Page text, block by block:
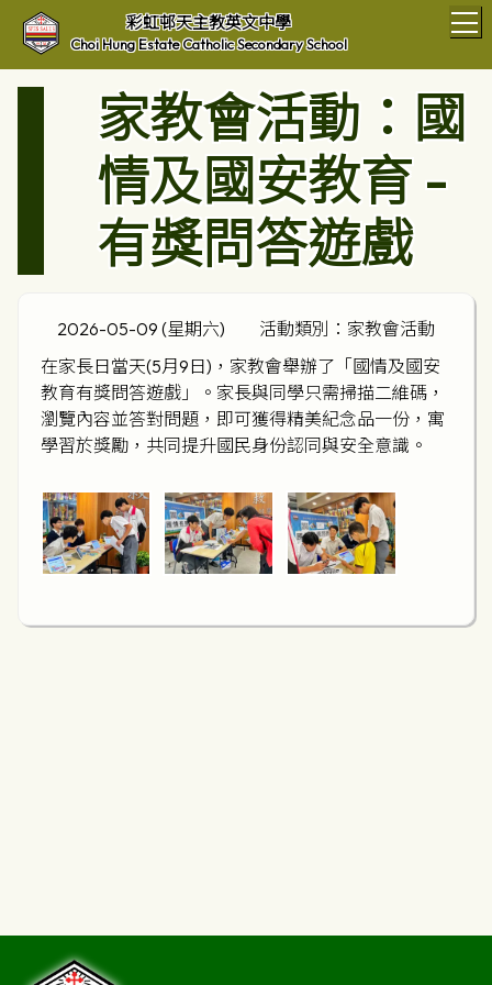
彩虹邨天主教英文中學
Choi Hung Estate Catholic Secondary School
家教會活動：國
情及國安教育 -
有獎問答遊戲
2026-05-09 (星期六)
活動類別：家教會活動
在家長日當天(5月9日)，家教會舉辦了「國情及國安
教育有獎問答遊戲」。家長與同學只需掃描二維碼，
瀏覽內容並答對問題，即可獲得精美紀念品一份，寓
學習於獎勵，共同提升國民身份認同與安全意識。